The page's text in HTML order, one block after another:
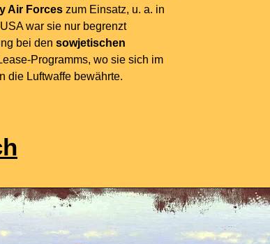
Air Forces zum Einsatz, u. a. in
war sie nur begrenzt
bei den sowjetischen
Programms, wo sie sich im
die Luftwaffe bewährte.